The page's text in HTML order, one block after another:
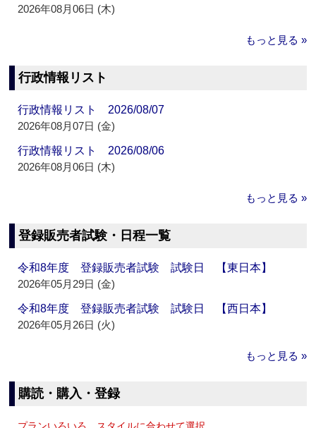
2026年08月06日 (木)
もっと見る »
行政情報リスト
行政情報リスト 2026/08/07
2026年08月07日 (金)
行政情報リスト 2026/08/06
2026年08月06日 (木)
もっと見る »
登録販売者試験・日程一覧
令和8年度 登録販売者試験 試験日 【東日本】
2026年05月29日 (金)
令和8年度 登録販売者試験 試験日 【西日本】
2026年05月26日 (火)
もっと見る »
購読・購入・登録